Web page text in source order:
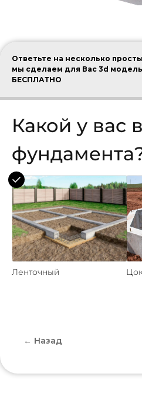
Ответьте на несколько
мы сделаем для Вас 3d
БЕСПЛАТНО
Какой у вас
Ленточный
← Назад